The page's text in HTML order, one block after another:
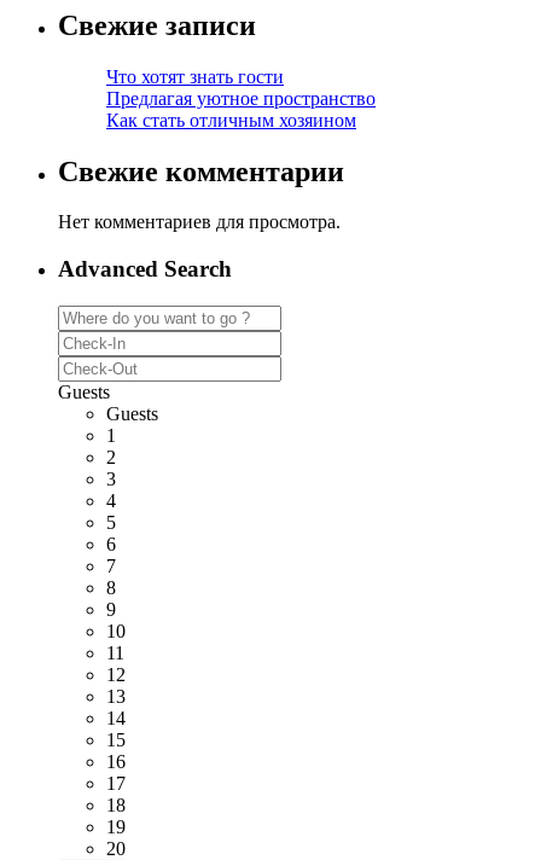
Свежие записи
Что хотят знать гости
Предлагая уютное пространство
Как стать отличным хозяином
Свежие комментарии
Нет комментариев для просмотра.
Advanced Search
Guests
Guests
1
2
3
4
5
6
7
8
9
10
11
12
13
14
15
16
17
18
19
20